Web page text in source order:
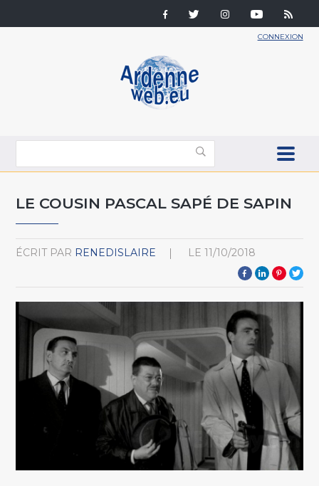
CONNEXION
LE COUSIN PASCAL SAPÉ DE SAPIN
ÉCRIT PAR RENEDISLAIRE LE 11/10/2018